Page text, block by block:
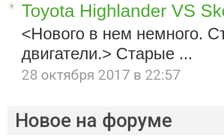
Toyota Highlander VS
<Нового в нем немного.
двигатели.> Старые ...
28 октября 2017 в 22:57
Новое на форуме